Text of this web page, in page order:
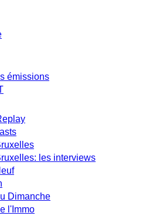
émissions
les interviews
Dimanche
l'Immo